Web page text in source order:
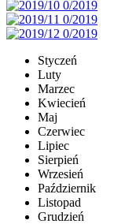
Styczeń
Luty
Marzec
Kwiecień
Maj
Czerwiec
Lipiec
Sierpień
Wrzesień
Październik
Listopad
Grudzień